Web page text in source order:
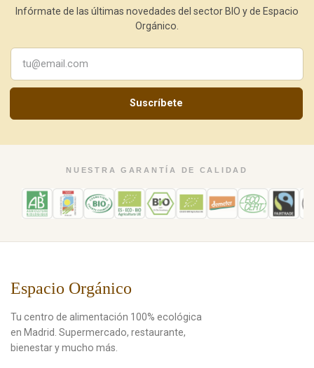
Infórmate de las últimas novedades del sector BIO y de Espacio
Orgánico.
Suscríbete
NUESTRA GARANTÍA DE CALIDAD
Espacio Orgánico
Tu centro de alimentación 100% ecológica
en Madrid. Supermercado, restaurante,
bienestar y mucho más.